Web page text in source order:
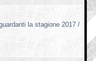
la stagione 2017 /